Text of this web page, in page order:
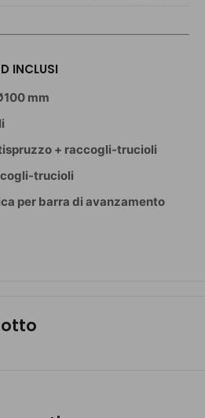
INCLUSI
mm
+ raccogli-trucioli
trucioli
per barra di avanzamento